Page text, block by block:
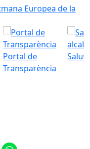
Europea de la
Portal de
Transparència